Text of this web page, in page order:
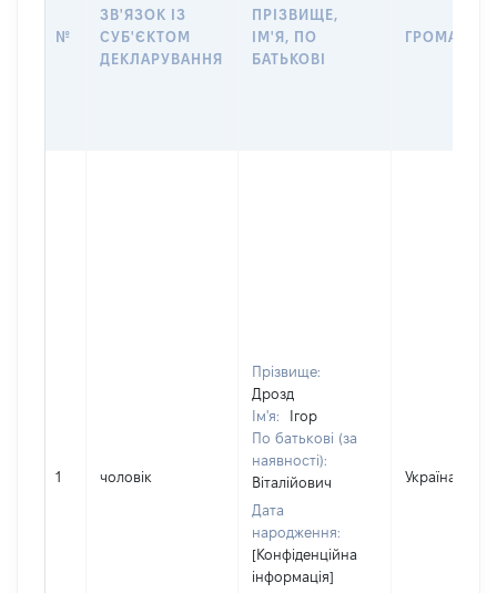
№
ЗВ'ЯЗОК ІЗ
СУБ'ЄКТОМ
ДЕКЛАРУВАННЯ
ПРІЗВИЩЕ,
ІМ'Я, ПО
БАТЬКОВІ
1 чоловік
Прізвище:
Дрозд
Ім'я:
Ігор
По батькові (за
наявності):
Віталійович
Дата
народження:
[Конфіденційна
інформація]
Україна